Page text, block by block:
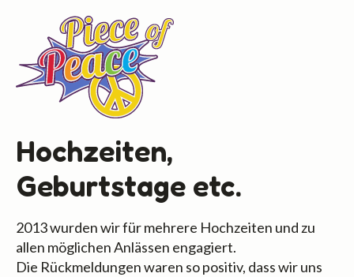
Hochzeiten,
Geburtstage etc.
2013 wurden wir für mehrere Hochzeiten und zu
allen möglichen Anlässen engagiert.
Die Rückmeldungen waren so positiv, dass wir uns